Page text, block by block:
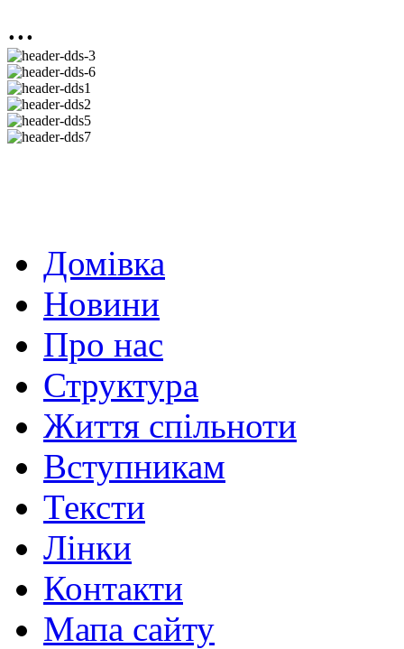
...
Домівка
Новини
Про нас
Структура
Життя спільноти
Вступникам
Тексти
Лінки
Контакти
Мапа сайту